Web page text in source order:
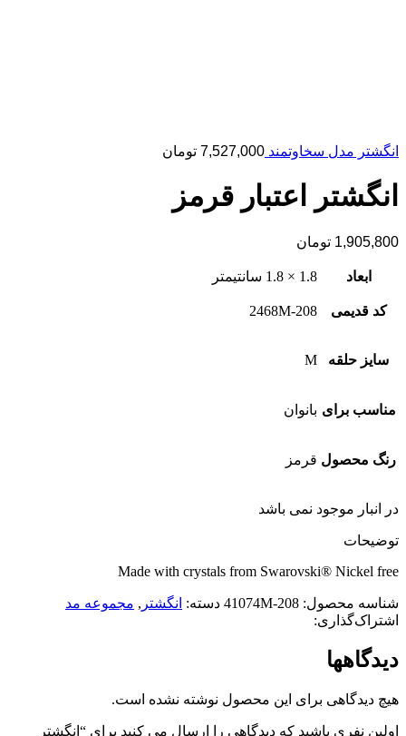
انگشتر مدل سخاوتمند 7,527,000 تومان
انگشتر اعتبار قرمز
1,905,800 تومان
ابعاد 1.8 × 1.8 سانتیمتر
کد قدیمی 2468M-208
سایز حلقه M
مناسب برای بانوان
رنگ محصول قرمز
در انبار موجود نمی باشد
توضیحات
Made with crystals from Swarovski® Nickel free
شناسه محصول: 41074M-208 دسته: انگشتر , مجموعه مد
اشتراک‌گذاری:
دیدگاهها
هیچ دیدگاهی برای این محصول نوشته نشده است.
اولین نفری باشید که دیدگاهی را ارسال می کنید برای “انگشتر